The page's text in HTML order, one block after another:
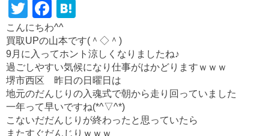
T
wi
tt
er
F
a
c
e
b
o
o
e
n
a
こんにちわ^^
買取UPの山本です(＾◇＾)
9月に入ってホント涼しくなりましたね♪
過ごしやすい気候になり仕事がはかどりますｗｗｗ
堺市西区 昨日の日曜日は
地元のだんじりの入魂式で朝から走り回っていました
一年って早いですね(*^▽^*)
こないだだんじりが終わったと思っていたら
またすぐだんじりｗｗｗ